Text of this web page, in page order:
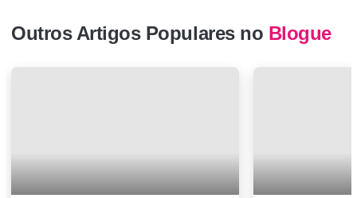
Outros Artigos Populares no Blogue